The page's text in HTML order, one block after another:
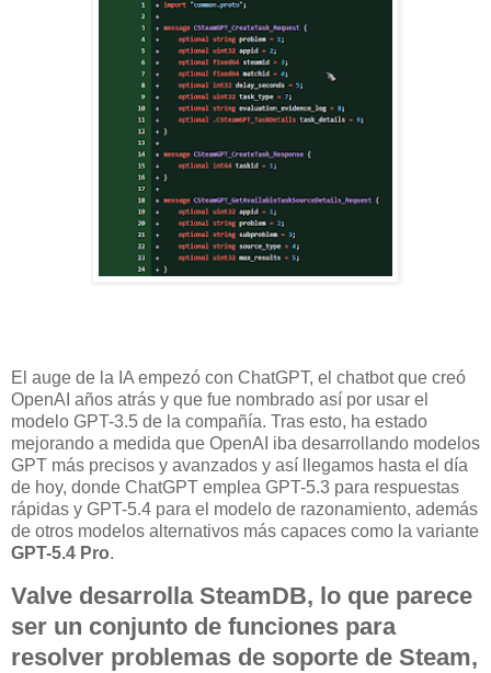
El auge de la IA empezó con ChatGPT, el chatbot que creó
OpenAI años atrás y que fue nombrado así por usar el
modelo GPT-3.5 de la compañía. Tras esto, ha estado
mejorando a medida que OpenAI iba desarrollando modelos
GPT más precisos y avanzados y así llegamos hasta el día
de hoy, donde ChatGPT emplea GPT-5.3 para respuestas
rápidas y GPT-5.4 para el modelo de razonamiento, además
de otros modelos alternativos más capaces como la variante
GPT-5.4 Pro.
Valve desarrolla SteamDB, lo que parece
ser un conjunto de funciones para
resolver problemas de soporte de Steam,